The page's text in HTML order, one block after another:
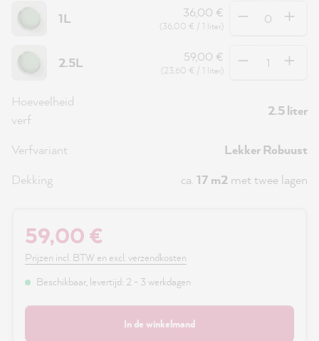
1L 36,00 €
(36,00 € / 1 liter)
Hoeveelheid
2.5L 59,00 €
(23,60 € / 1 liter)
Hoeveelheid
Hoeveelheid
verf
2.5 liter
Verfvariant
Lekker Robuust
Dekking
ca. 17 m2 met twee lagen
59,00 €
Prijzen incl. BTW en excl. verzendkosten
Beschikbaar, levertijd: 2 - 3 werkdagen
In de winkelmand